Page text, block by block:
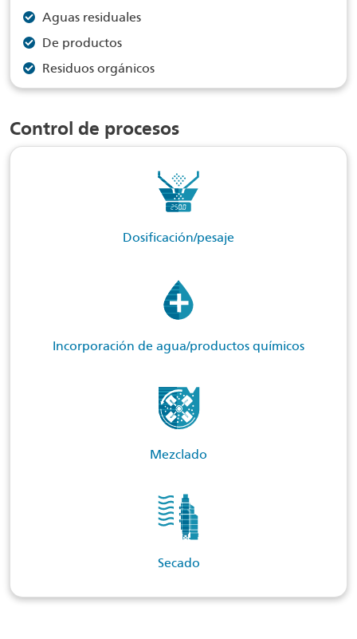
Aguas residuales
De productos
Residuos orgánicos
Control de procesos
Dosificación/pesaje
Incorporación de agua/productos químicos
Mezclado
Secado